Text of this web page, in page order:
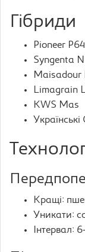
Гібриди
Pioneer
Syngenta
Maisadour
Limagrain
KWS Mas
Кращі:
Уникати:
Інтервал: